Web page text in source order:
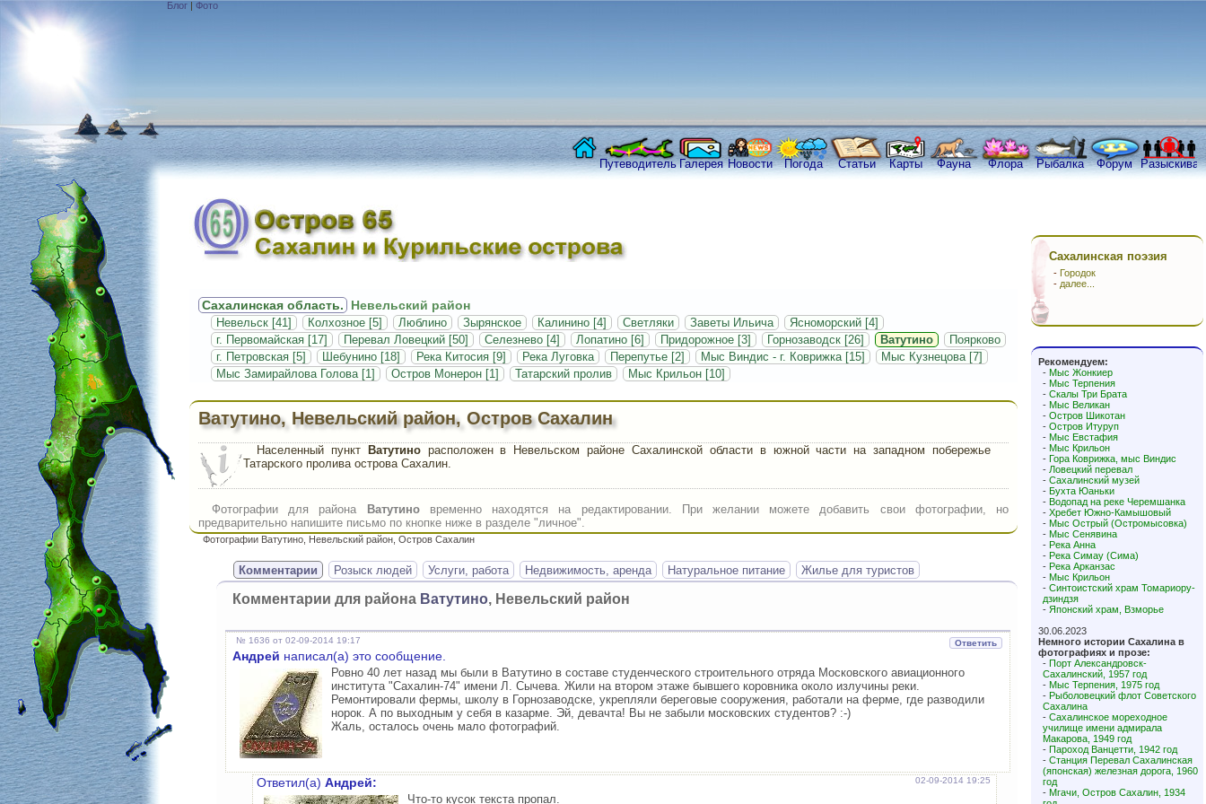
Блог | Фото
Путеводитель Галерея Новости Погода Статьи Карты Фауна Флора Рыбалка Форум
Сахалинская область. Невельский район
Невельск [41] Колхозное [5] Люблино Зырянское Калинино [4] Светляки Заветы Ильича
Ясноморский [4]
г. Первомайская [17]
Перевал Ловецкий [50] Селезнево [4] Лопатино [6] Придорожное [3] Горнозаводск [26] Ватутино
Поярково
г. Петровская [5]
Шебунино [18] Река Китосия [9] Река Луговка Перепутье [2] Мыс Виндис - г. Коврижка [15]
Мыс Кузнецова [7]
Мыс Замирайлова Голова [1]
Остров Монерон [1] Татарский пролив Мыс Крильон [10]
Ватутино, Невельский район, Остров Сахалин
Населенный пункт Ватутинорасположен в Невельском районе Сахалинской области в южной части на западном побережье
Татарского пролива острова Сахалин.
Фотографии для района Ватутиновременно находятся на редактировании. При желании можете добавить свои фотографии, но
предварительно напишите письмо по кнопке ниже в разделе "личное".
Фотографии Ватутино, Невельский район, Остров Сахалин
Комментарии Розыск людей Услуги, работа Недвижимость, аренда Натуральное питание Жилье для туристов
Комментарии для района Ватутино, Невельский район
№ 1636 от 02-09-2014 19:17 Ответить
Андрей написал(а) это сообщение.
Ровно 40 лет назад мы были в Ватутино в составе студенческого строительного отряда Московского авиационного
института "Сахалин-74" имени Л. Сычева. Жили на втором этаже бывшего коровника около излучины реки.
Ремонтировали фермы, школу в Горнозаводске, укрепляли береговые сооружения, работали на ферме, где разводили
норок. А по выходным у себя в казарме. Эй, девачта! Вы не забыли московских студентов? :-)
Жаль, осталось очень мало фотографий.
Ответил(а) Андрей: 02-09-2014 19:25
Что-то кусок текста пропал.
Сахалинская поэзия
- Городок
- далее...
Рекомендуем:
- Мыс Жонкиер
- Мыс Терпения
- Скалы Три Брата
- Мыс Великан
- Остров Шикотан
- Остров Итуруп
- Мыс Евстафия
- Мыс Крильон
- Гора Коврижка, мыс Виндис
- Ловецкий перевал
- Сахалинский музей
- Бухта Юаньки
- Водопад на реке Черемшанка
- Хребет Южно-Камышовый
- Мыс Острый (Остромысовка)
- Мыс Сенявина
- Река Анна
- Река Симау (Сима)
- Река Арканзас
- Мыс Крильон
- Синтоистский храм Томариору-
дзиндзя
- Японский храм, Взморье
30.06.2023
Немного истории Сахалина в
фотографиях и прозе:
- Порт Александровск-
Сахалинский, 1957 год
- Мыс Терпения, 1975 год
- Рыболовецкий флот Советского
Сахалина
- Сахалинское мореходное
училище имени адмирала
Макарова, 1949 год
- Пароход Ванцетти, 1942 год
- Станция Перевал Сахалинская
(японская) железная дорога, 1960
год
- Мгачи, Остров Сахалин, 1934